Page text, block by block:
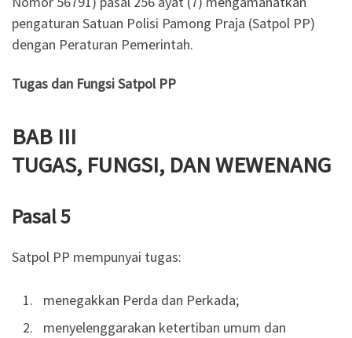
pengaturan Satuan Polisi Pamong Praja (Satpol PP)
dengan Peraturan Pemerintah.
Tugas dan Fungsi Satpol PP
BAB III
TUGAS, FUNGSI, DAN WEWENANG
Pasal 5
Satpol PP mempunyai tugas:
menegakkan Perda dan Perkada;
menyelenggarakan ketertiban umum dan